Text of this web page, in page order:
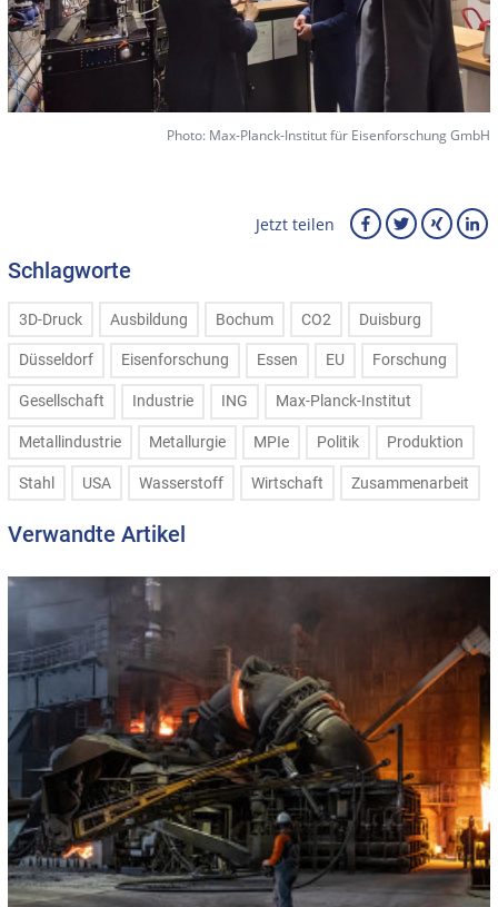
Photo: Max-Planck-Institut für Eisenforschung GmbH
Jetzt teilen
Schlagworte
3D-Druck Ausbildung Bochum CO2 Duisburg
Düsseldorf Eisenforschung Essen EU Forschung
Gesellschaft Industrie ING Max-Planck-Institut
Metallindustrie Metallurgie MPIe Politik Produktion
Stahl USA Wasserstoff Wirtschaft Zusammenarbeit
Verwandte Artikel